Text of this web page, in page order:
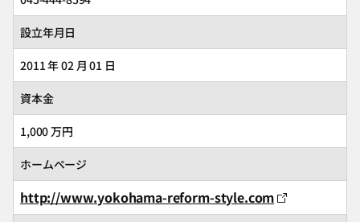
設立年月日
2011 年 02 月 01 日
資本金
1,000 万円
ホームページ
http://www.yokohama-reform-style.com